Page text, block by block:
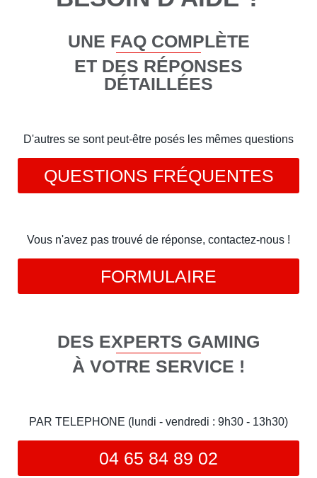
UNE FAQ COMPLÈTE
ET DES RÉPONSES
DÉTAILLÉES
D'autres se sont peut-être posés les mêmes questions
QUESTIONS FRÉQUENTES
Vous n'avez pas trouvé de réponse, contactez-nous !
FORMULAIRE
DES EXPERTS GAMING
À VOTRE SERVICE !
PAR TELEPHONE (lundi - vendredi : 9h30 - 13h30)
04 65 84 89 02